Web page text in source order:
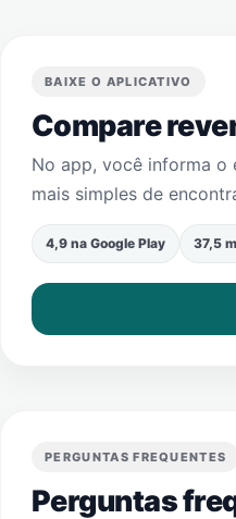
BAIXE O APLICATIVO
Compare
No app, você informa o
mais simples de
4,9 na Google Play 37,5
PERGUNTAS FREQUENTES
Perguntas